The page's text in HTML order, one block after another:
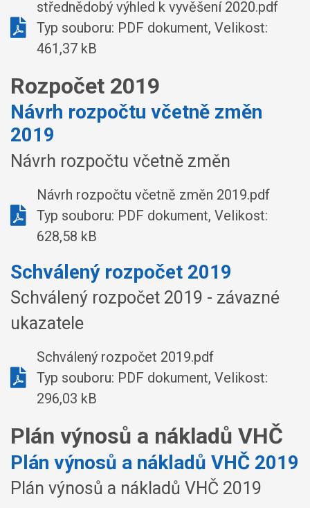
střednědobý výhled k vyvěšení 2020.pdf
Typ souboru: PDF dokument, Velikost:
461,37 kB
Rozpočet 2019
Návrh rozpočtu včetně změn
2019
Návrh rozpočtu včetně změn
Návrh rozpočtu včetně změn 2019.pdf
Typ souboru: PDF dokument, Velikost:
628,58 kB
Schválený rozpočet 2019
Schválený rozpočet 2019 - závazné
ukazatele
Schválený rozpočet 2019.pdf
Typ souboru: PDF dokument, Velikost:
296,03 kB
Plán výnosů a nákladů VHČ
Plán výnosů a nákladů VHČ 2019
Plán výnosů a nákladů VHČ 2019